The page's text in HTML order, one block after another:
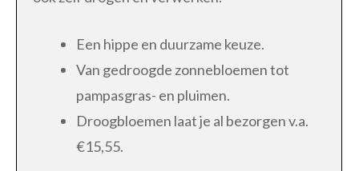
Een hippe en duurzame keuze.
Van gedroogde zonnebloemen tot
pampasgras- en pluimen.
Droogbloemen laat je al bezorgen v.a.
€15,55.